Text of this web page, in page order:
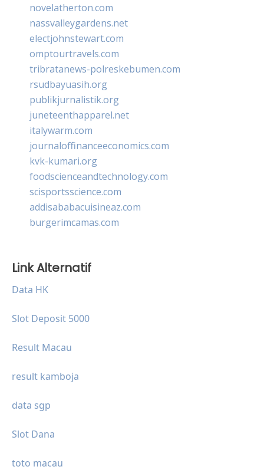
novelatherton.com
nassvalleygardens.net
electjohnstewart.com
omptourtravels.com
tribratanews-polreskebumen.com
rsudbayuasih.org
publikjurnalistik.org
juneteenthapparel.net
italywarm.com
journaloffinanceeconomics.com
kvk-kumari.org
foodscienceandtechnology.com
scisportsscience.com
addisababacuisineaz.com
burgerimcamas.com
Link Alternatif
Data HK
Slot Deposit 5000
Result Macau
result kamboja
data sgp
Slot Dana
toto macau